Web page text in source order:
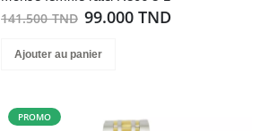
141.500 TND 99.000 TND
Ajouter au panier
PROMO